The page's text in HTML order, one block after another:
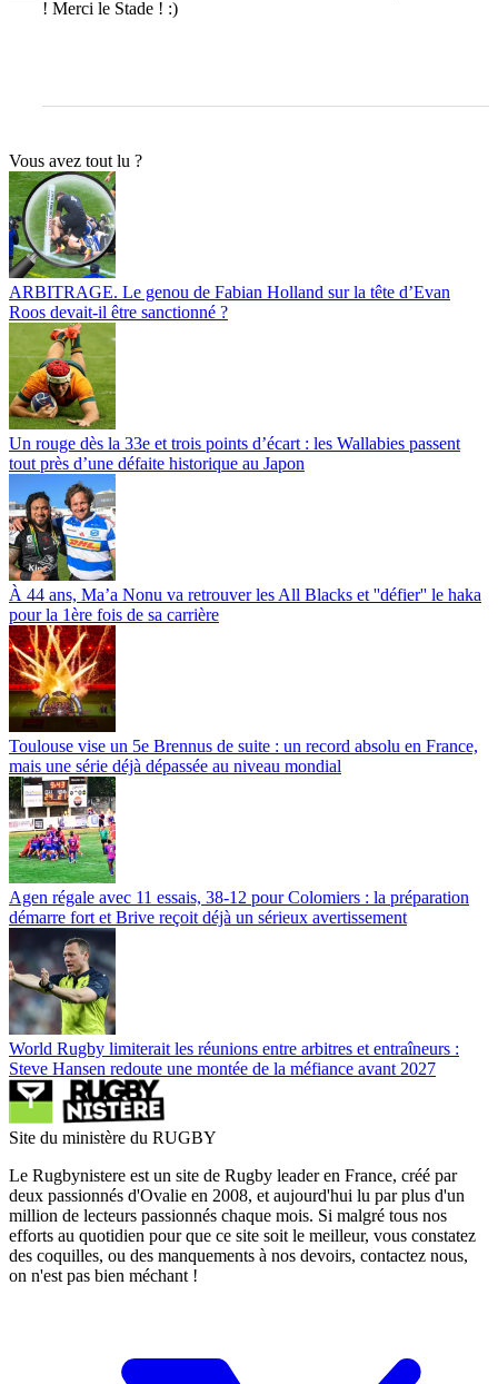
! Merci le Stade ! :)
Vous avez tout lu ?
ARBITRAGE. Le genou de Fabian Holland sur la tête d’Evan
Roos devait-il être sanctionné ?
Un rouge dès la 33e et trois points d’écart : les Wallabies passent
tout près d’une défaite historique au Japon
À 44 ans, Ma’a Nonu va retrouver les All Blacks et ''défier'' le haka
pour la 1ère fois de sa carrière
Toulouse vise un 5e Brennus de suite : un record absolu en France,
mais une série déjà dépassée au niveau mondial
Agen régale avec 11 essais, 38-12 pour Colomiers : la préparation
démarre fort et Brive reçoit déjà un sérieux avertissement
World Rugby limiterait les réunions entre arbitres et entraîneurs :
Steve Hansen redoute une montée de la méfiance avant 2027
Site du ministère du RUGBY
Le Rugbynistere est un site de Rugby leader en France, créé par
deux passionnés d'Ovalie en 2008, et aujourd'hui lu par plus d'un
million de lecteurs passionnés chaque mois. Si malgré tous nos
efforts au quotidien pour que ce site soit le meilleur, vous constatez
des coquilles, ou des manquements à nos devoirs, contactez nous,
on n'est pas bien méchant !